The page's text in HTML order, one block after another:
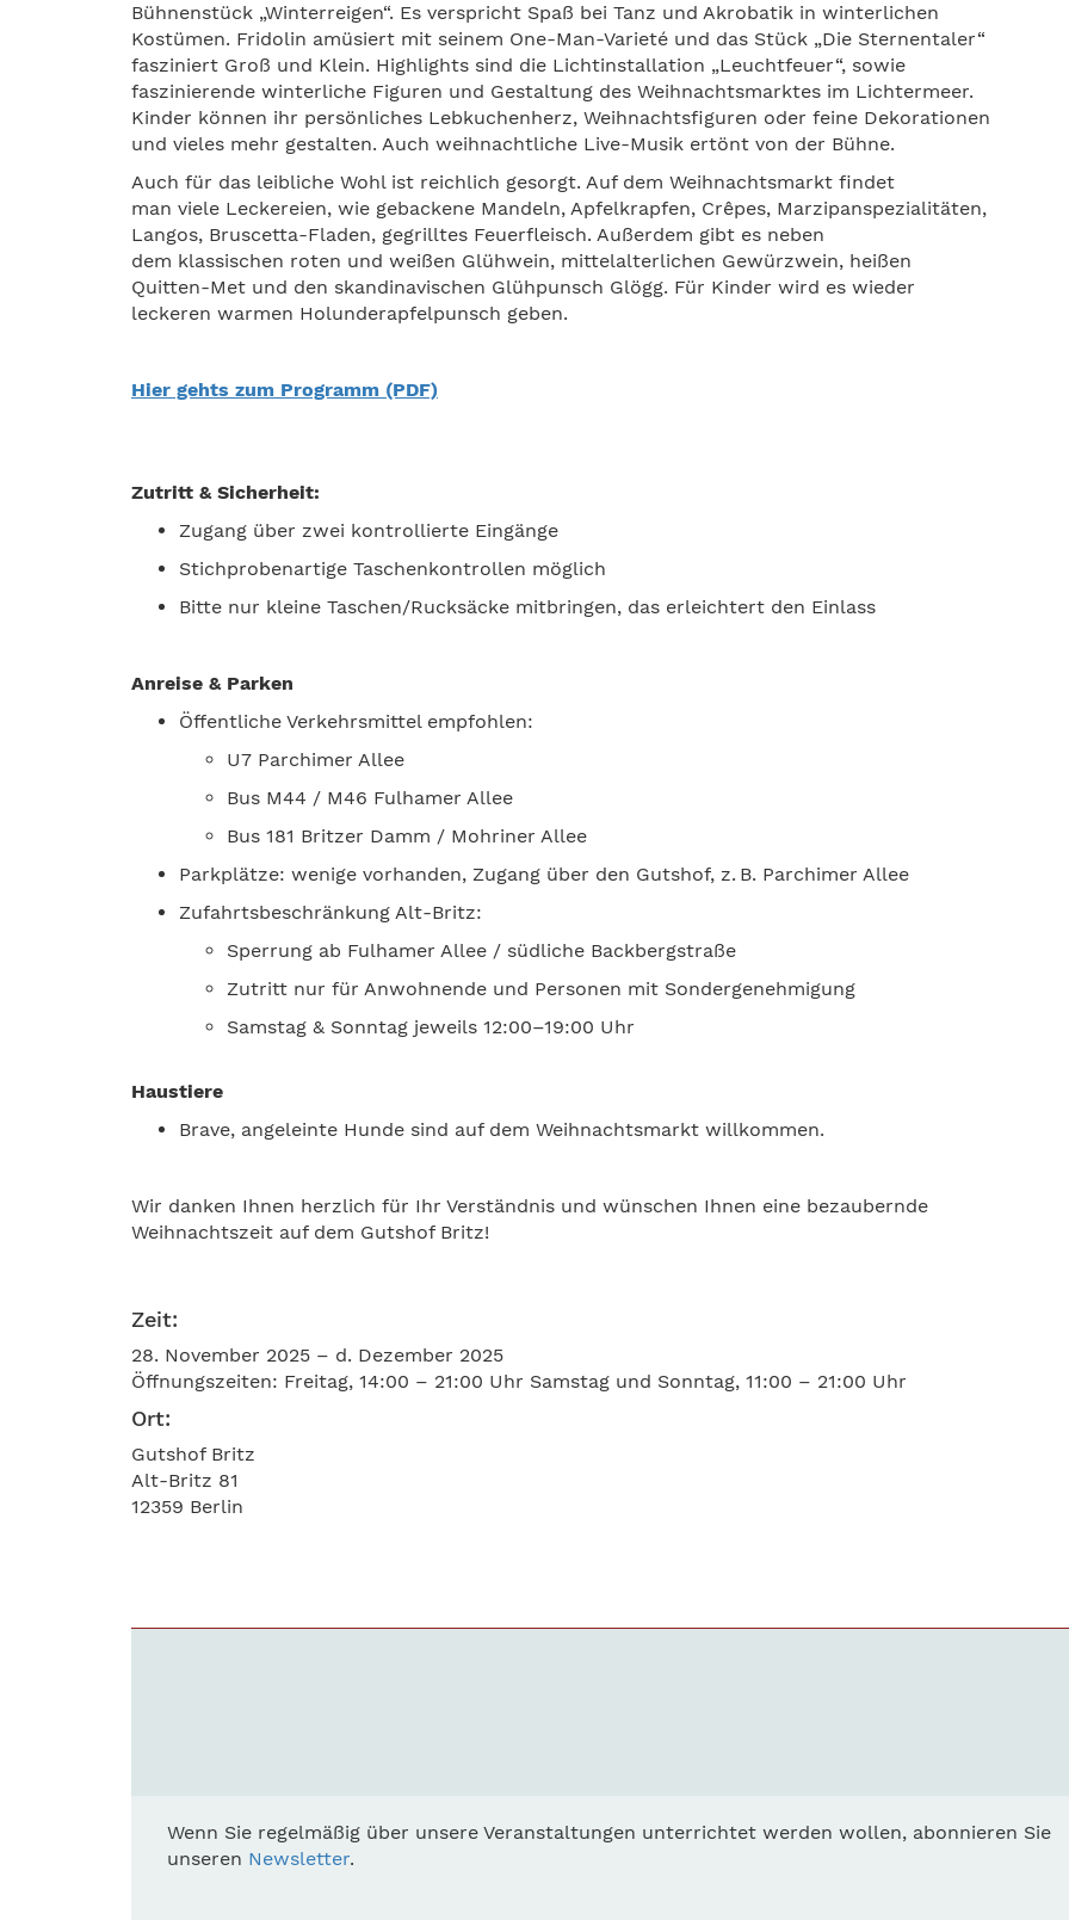
Bühnenstück „Winterreigen“. Es verspricht Spaß bei Tanz und Akrobatik in winterlichen
Kostümen. Fridolin amüsiert mit seinem One-Man-Varieté und das Stück „Die Sternentaler“
fasziniert Groß und Klein. Highlights sind die Lichtinstallation „Leuchtfeuer“, sowie
faszinierende winterliche Figuren und Gestaltung des Weihnachtsmarktes im Lichtermeer.
Kinder können ihr persönliches Lebkuchenherz, Weihnachtsfiguren oder feine Dekorationen
und vieles mehr gestalten. Auch weihnachtliche Live-Musik ertönt von der Bühne.
Auch für das leibliche Wohl ist reichlich gesorgt. Auf dem Weihnachtsmarkt findet
man viele Leckereien, wie gebackene Mandeln, Apfelkrapfen, Crêpes, Marzipanspezialitäten,
Langos, Bruscetta-Fladen, gegrilltes Feuerfleisch. Außerdem gibt es neben
dem klassischen roten und weißen Glühwein, mittelalterlichen Gewürzwein, heißen
Quitten-Met und den skandinavischen Glühpunsch Glögg. Für Kinder wird es wieder
leckeren warmen Holunderapfelpunsch geben.
Hier gehts zum Programm (PDF)
Zutritt & Sicherheit:
Zugang über zwei kontrollierte Eingänge
Stichprobenartige Taschenkontrollen möglich
Bitte nur kleine Taschen/Rucksäcke mitbringen, das erleichtert den Einlass
Anreise & Parken
Öffentliche Verkehrsmittel empfohlen:
U7 Parchimer Allee
Bus M44 / M46 Fulhamer Allee
Bus 181 Britzer Damm / Mohriner Allee
Parkplätze: wenige vorhanden, Zugang über den Gutshof, z. B. Parchimer Allee
Zufahrtsbeschränkung Alt-Britz:
Sperrung ab Fulhamer Allee / südliche Backbergstraße
Zutritt nur für Anwohnende und Personen mit Sondergenehmigung
Samstag & Sonntag jeweils 12:00–19:00 Uhr
Haustiere
Brave, angeleinte Hunde sind auf dem Weihnachtsmarkt willkommen.
Wir danken Ihnen herzlich für Ihr Verständnis und wünschen Ihnen eine bezaubernde
Weihnachtszeit auf dem Gutshof Britz!
Zeit:
28. November 2025 – d. Dezember 2025
Öffnungszeiten: Freitag, 14:00 – 21:00 Uhr Samstag und Sonntag, 11:00 – 21:00 Uhr
Ort:
Gutshof Britz
Alt-Britz 81
12359 Berlin
Wenn Sie regelmäßig über unsere Veranstaltungen unterrichtet werden wollen, abonnieren Sie
unseren Newsletter.